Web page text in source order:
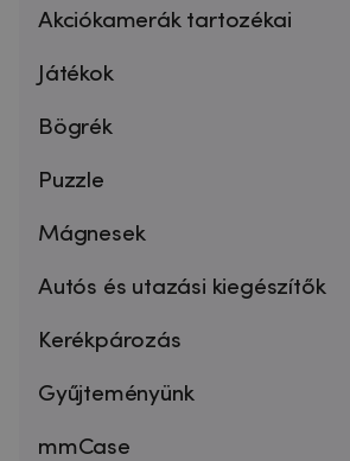
Akciókamerák tartozékai
Játékok
Bögrék
Puzzle
Mágnesek
Autós és utazási kiegészítők
Kerékpározás
Gyűjteményünk
mmCase